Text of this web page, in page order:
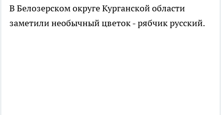
В Белозерском округе Курганской области
заметили необычный цветок - рябчик русский.